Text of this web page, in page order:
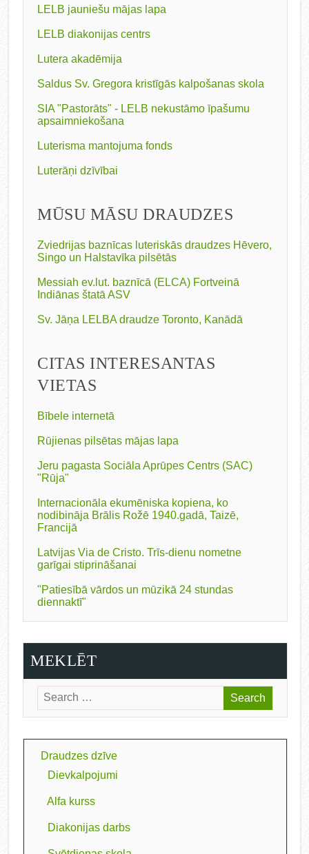
LELB jauniešu mājas lapa
LELB diakonijas centrs
Lutera akadēmija
Saldus Sv. Gregora kristīgās kalpošanas skola
SIA "Pastorāts" - LELB nekustāmo īpašumu
apsaimniekošana
Luterisma mantojuma fonds
Luterāņi dzīvībai
MŪSU MĀSU DRAUDZES
Zviedrijas baznīcas luteriskās draudzes Hēvero,
Singo un Halstavīka pilsētās
Messiah ev.lut. baznīcā (ELCA) Fortveinā
Indiānas štatā ASV
Sv. Jāņa LELBA draudze Toronto, Kanādā
CITAS INTERESANTAS
VIETAS
Bībele internetā
Rūjienas pilsētas mājas lapa
Jeru pagasta Sociāla Aprūpes Centrs (SAC)
"Rūja"
Internacionāla ekumēniska kopiena, ko
nodibināja Brālis Rožē 1940.gadā, Taizē,
Francijā
Latvijas Via de Cristo. Trīs-dienu nometne
garīgai stiprināšanai
"Patiesībā vārdos un mūzikā 24 stundas
diennaktī"
MEKLĒT
Draudzes dzīve
Dievkalpojumi
Alfa kurss
Diakonijas darbs